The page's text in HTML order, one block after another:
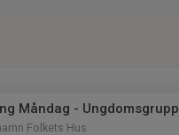
Måndag - Ungdomsgrupp
Folkets Hus